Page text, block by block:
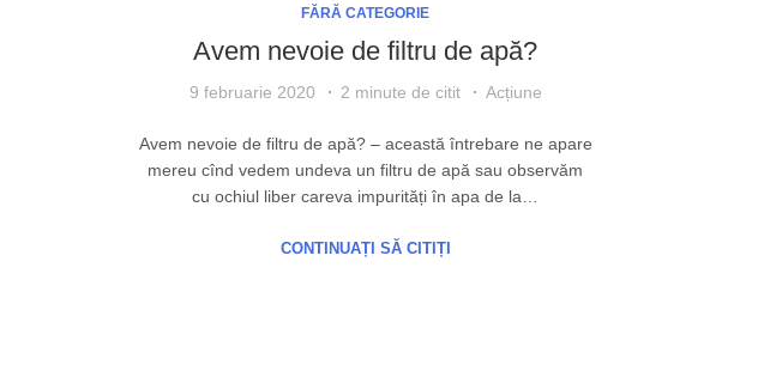
FĂRĂ CATEGORIE
Avem nevoie de filtru de apă?
9 februarie 2020 2 minute de citit Acțiune
Avem nevoie de filtru de apă? – această întrebare ne apare
mereu cînd vedem undeva un filtru de apă sau observăm
cu ochiul liber careva impurități în apa de la…
CONTINUAȚI SĂ CITIȚI